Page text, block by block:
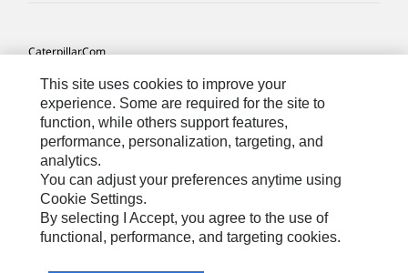
Caterpillar.com
Связаться С Caterpillar
Карта Сайта
Cookie Settings
Юридическая Информация
Конфиденциальность Личных Данных
This site uses cookies to improve your
experience. Some are required for the site to
function, while others support features,
performance, personalization, targeting, and
analytics.
You can adjust your preferences anytime using
Cookie Settings.
By selecting I Accept, you agree to the use of
functional, performance, and targeting cookies.